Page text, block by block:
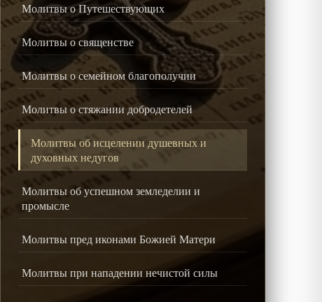
Молитвы о Путешествующих
Молитвы о священстве
Молитвы о семейном благополучии
Молитвы о стяжании добродетелей
Молитвы об исцелении душевных и
духовных недугов
Молитвы об успешном земледелии и
промысле
Молитвы пред иконами Божией Матери
Молитвы при нападении нечистой силы